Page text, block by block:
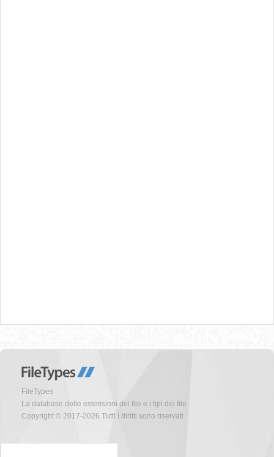
FileTypes
La database delle estensioni dei file e i tipi dei file
Copyright © 2017-2026 Tutti i diritti sono riservati